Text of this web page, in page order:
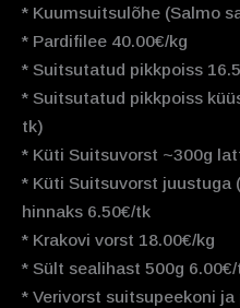
* Kuumsuitsulõhe (Salmo
* Pardifilee 40.00€/kg
* Suitsutatud pikkpoiss
* Suitsutatud pikkpoiss
tk)
* Küti Suitsuvorst ~300g
* Küti Suitsuvorst juustuga
hinnaks 6.50€/tk
* Krakovi vorst 18.00€/kg
* Sült sealihast 500g
* Verivorst suitsupeekoni ja